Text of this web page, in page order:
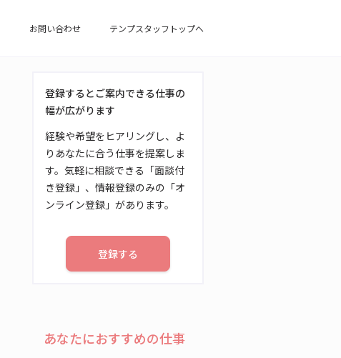
お問い合わせ テンプスタッフトップへ
登録するとご案内できる仕事の
幅が広がります
経験や希望をヒアリングし、よ
りあなたに合う仕事を提案しま
す。気軽に相談できる「面談付
き登録」、情報登録のみの「オ
ンライン登録」があります。
登録する
あなたにおすすめの仕事